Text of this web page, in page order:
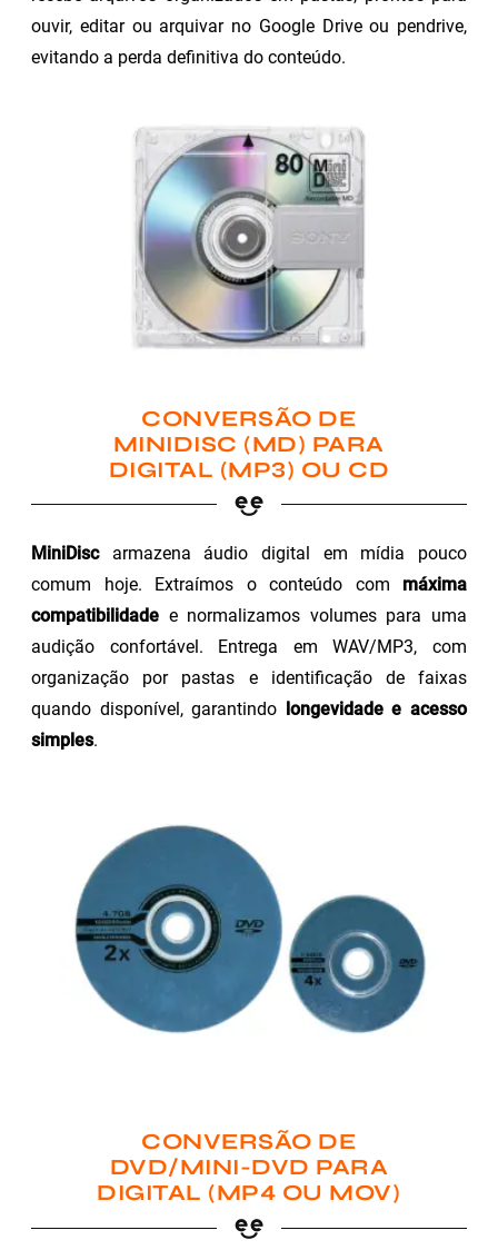
ouvir, editar ou arquivar no Google Drive ou pendrive,
evitando a perda definitiva do conteúdo.
CONVERSÃO DE
MINIDISC (MD) PARA
DIGITAL (MP3) OU CD
MiniDiscarmazena áudio digital em mídia pouco
comum hoje. Extraímos o conteúdo com máxima
compatibilidade e normalizamos volumes para uma
audição confortável. Entrega em WAV/MP3, com
organização por pastas e identificação de faixas
quando disponível, garantindo longevidade e acesso
simples.
CONVERSÃO DE
DVD/MINI-DVD PARA
DIGITAL (MP4 OU MOV)